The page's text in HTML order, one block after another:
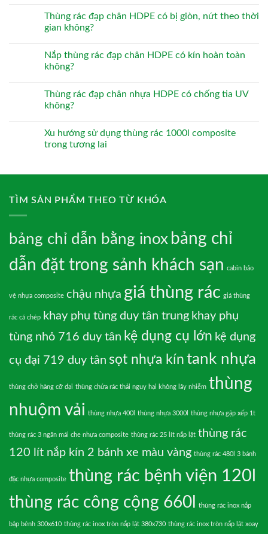
Thùng rác đạp chân HDPE có bị giòn, nứt theo thời
gian không?
Nắp thùng rác đạp chân HDPE có kín hoàn toàn
không?
Thùng rác đạp chân nhựa HDPE có chống tia UV
không?
Xu hướng sử dụng thùng rác 1000l composite
trong tương lai
TÌM SẢN PHẨM THEO TỪ KHÓA
bảng chỉ dẫn bằng inox bảng chỉ
dẫn đặt trong sảnh khách sạn cabin bảo
vệ nhựa composite chậu nhựa giá thùng rác giá thùng
rác cá chép khay phụ tùng duy tân trung khay phụ
tùng nhỏ 716 duy tân kệ dụng cụ lớn kệ dụng
cụ đại 719 duy tân sọt nhựa kín tank nhựa
thùng chở hàng cỡ đại thùng chứa rác thải nguy hại không lây nhiễm thùng
nhuộm vải thùng nhựa 400l thùng nhựa 3000l thùng nhựa gập xếp 1t
thùng rác 3 ngăn mái che nhựa composite thùng rác 25 lít nắp lật thùng rác
120 lít nắp kín 2 bánh xe màu vàng thùng rác 480l 3 bánh
đặc nhựa composite thùng rác bệnh viện 120l
thùng rác công cộng 660l thùng rác inox nắp
bập bênh 300x610 thùng rác inox tròn nắp lật 380x730 thùng rác inox tròn nắp lật xoay